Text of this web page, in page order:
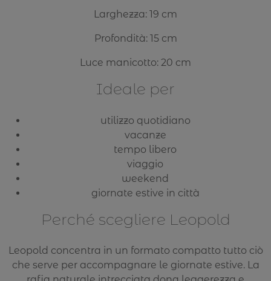
Larghezza: 19 cm
Profondità: 15 cm
Luce manicotto: 20 cm
Ideale per
utilizzo quotidiano
vacanze
tempo libero
viaggio
weekend
giornate estive in città
Perché scegliere Leopold
Leopold concentra in un formato compatto tutto ciò
che serve per accompagnare le giornate estive. La